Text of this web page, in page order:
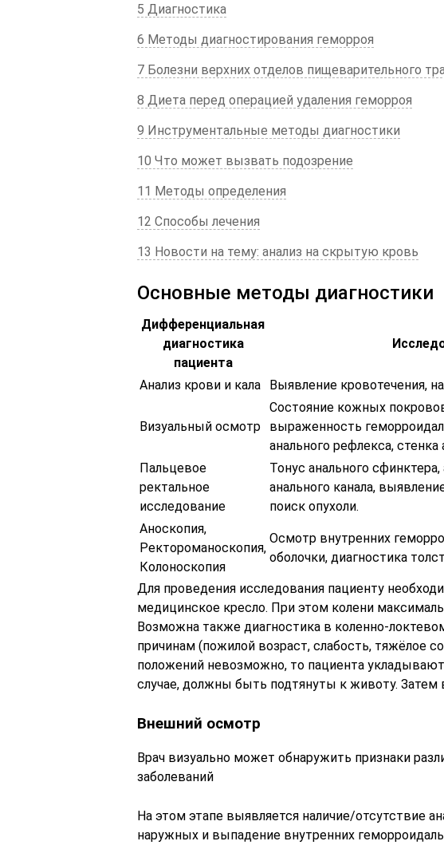
5 Диагностика
6 Методы диагностирования геморроя
7 Болезни верхних отделов пищеварительного
8 Диета перед операцией удаления геморроя
9 Инструментальные методы диагностики
10 Что может вызвать подозрение
11 Методы определения
12 Способы лечения
13 Новости на тему: анализ на скрытую кровь
Основные методы диагностики
Дифференциальная
диагностика
пациента
Анализ крови и кала Выявление кровотечения,
Визуальный осмотр
Состояние кожных
выраженность
анального рефлекса, стенка
Пальцевое
ректальное
исследование
Тонус анального
анального канала,
поиск опухоли.
Аноскопия,
Ректороманоскопия,
Колоноскопия
Осмотр внутренних
оболочки, диагностика
Для проведения исследования пациенту
медицинское кресло. При этом колени
Возможна также диагностика в коленно-
причинам (пожилой возраст, слабость, тяжёлое
положений невозможно, то пациента
случае, должны быть подтянуты к животу. Затем
Внешний осмотр
Врач визуально может обнаружить признаки
заболеваний
На этом этапе выявляется наличие/отсутствие
наружных и выпадение внутренних